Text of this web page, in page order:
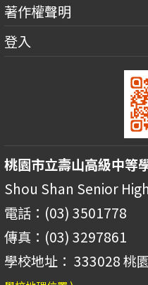
著作權聲明
登入
桃園市立壽山高級中等
Shou Shan Senior
電話：(03) 3501778
傳真：(03) 3297861
學校地址： 333028 桃